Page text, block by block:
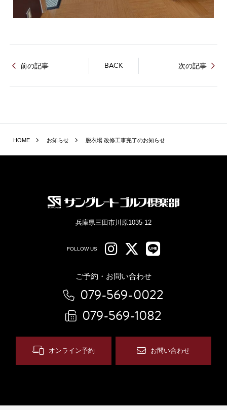
前の記事 BACK 次の記事
HOME お知らせ 脱衣場 改修工事完了のお知らせ
兵庫県三田市川原1035-12
FOLLOW US
ご予約・お問い合わせ
079-569-0022
079-569-1082
オンライン予約 お問い合わせ